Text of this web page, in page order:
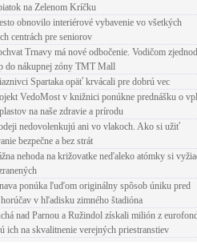
na Zelenom Kríčku
obnovilo interiérové vybavenie vo všetkých
centrách pre seniorov
Trnavy má nové odbočenie. Vodičom
do nákupnej zóny TMT Mall
Spartaka opäť krvácali pre dobrú vec
VedoMost v knižnici ponúkne prednášku o
na naše zdravie a prírodu
nedovolenkujú ani vo vlakoch. Ako si užiť
bezpečne a bez strát
nehoda na križovatke neďaleko atómky si
ponúka ľuďom originálny spôsob úniku pred
v hľadisku zimného štadióna
nad Parnou a Ružindol získali milión z
ich na skvalitnenie verejných priestranstiev